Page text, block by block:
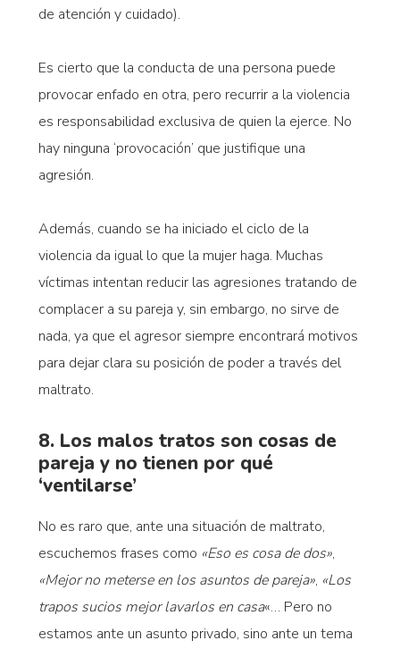
de atención y cuidado).
Es cierto que la conducta de una persona puede
provocar enfado en otra, pero recurrir a la violencia
es responsabilidad exclusiva de quien la ejerce. No
hay ninguna ‘provocación’ que justifique una
agresión.
Además, cuando se ha iniciado el ciclo de la
violencia da igual lo que la mujer haga. Muchas
víctimas intentan reducir las agresiones tratando de
complacer a su pareja y, sin embargo, no sirve de
nada, ya que el agresor siempre encontrará motivos
para dejar clara su posición de poder a través del
maltrato.
8. Los malos tratos son cosas de
pareja y no tienen por qué
‘ventilarse’
No es raro que, ante una situación de maltrato,
escuchemos frases como «Eso es cosa de dos»,
«Mejor no meterse en los asuntos de pareja», «Los
trapos sucios mejor lavarlos en casa«… Pero no
estamos ante un asunto privado, sino ante un tema